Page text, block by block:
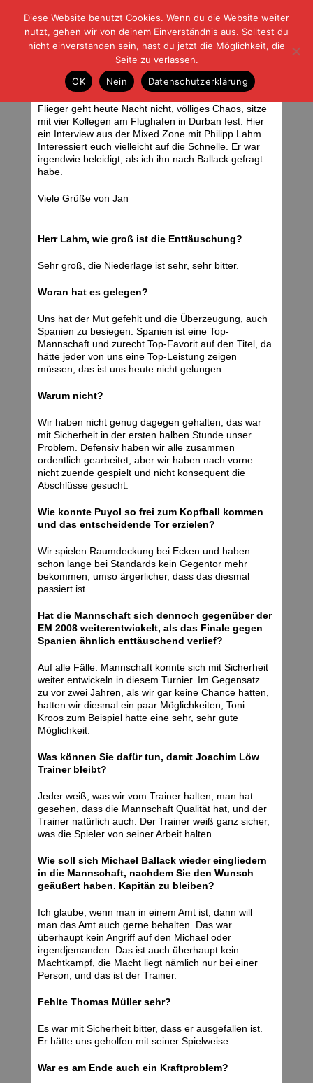
| | |BLOG-GFußball und der Rest
HOME|REGELN|IMPRESSUM |DATENSCHUTZ
Interview mit Philipp Lahm
Donnerstag, 08.07.10 | 06:24 Uhr
Flieger geht heute Nacht nicht, völliges Chaos, sitze
mit vier Kollegen am Flughafen in Durban fest. Hier
ein Interview aus der Mixed Zone mit Philipp Lahm.
Interessiert euch vielleicht auf die Schnelle. Er war
irgendwie beleidigt, als ich ihn nach Ballack gefragt
habe.
Viele Grüße von Jan
Herr Lahm, wie groß ist die Enttäuschung?
Sehr groß, die Niederlage ist sehr, sehr bitter.
Woran hat es gelegen?
Uns hat der Mut gefehlt und die Überzeugung, auch
Spanien zu besiegen. Spanien ist eine Top-
Mannschaft und zurecht Top-Favorit auf den Titel, da
hätte jeder von uns eine Top-Leistung zeigen
müssen, das ist uns heute nicht gelungen.
Warum nicht?
Wir haben nicht genug dagegen gehalten, das war
mit Sicherheit in der ersten halben Stunde unser
Problem. Defensiv haben wir alle zusammen
ordentlich gearbeitet, aber wir haben nach vorne
nicht zuende gespielt und nicht konsequent die
Abschlüsse gesucht.
Wie konnte Puyol so frei zum Kopfball kommen
und das entscheidende Tor erzielen?
Wir spielen Raumdeckung bei Ecken und haben
schon lange bei Standards kein Gegentor mehr
bekommen, umso ärgerlicher, dass das diesmal
passiert ist.
Hat die Mannschaft sich dennoch gegenüber der
EM 2008 weiterentwickelt, als das Finale gegen
Spanien ähnlich enttäuschend verlief?
Auf alle Fälle. Mannschaft konnte sich mit Sicherheit
weiter entwickeln in diesem Turnier. Im Gegensatz
zu vor zwei Jahren, als wir gar keine Chance hatten,
hatten wir diesmal ein paar Möglichkeiten, Toni
Kroos zum Beispiel hatte eine sehr, sehr gute
Möglichkeit.
Was können Sie dafür tun, damit Joachim Löw
Trainer bleibt?
Jeder weiß, was wir vom Trainer halten, man hat
gesehen, dass die Mannschaft Qualität hat, und der
Trainer natürlich auch. Der Trainer weiß ganz sicher,
was die Spieler von seiner Arbeit halten.
Wie soll sich Michael Ballack wieder eingliedern
in die Mannschaft, nachdem Sie den Wunsch
geäußert haben. Kapitän zu bleiben?
Ich glaube, wenn man in einem Amt ist, dann will
man das Amt auch gerne behalten. Das war
überhaupt kein Angriff auf den Michael oder
irgendjemanden. Das ist auch überhaupt kein
Machtkampf, die Macht liegt nämlich nur bei einer
Person, und das ist der Trainer.
Fehlte Thomas Müller sehr?
Es war mit Sicherheit bitter, dass er ausgefallen ist.
Er hätte uns geholfen mit seiner Spielweise.
War es am Ende auch ein Kraftproblem?
Diese Website benutzt Cookies. Wenn du die Website weiter
nutzt, gehen wir von deinem Einverständnis aus. Solltest du
nicht einverstanden sein, hast du jetzt die Möglichkeit, die
Seite zu verlassen.
OK
Nein Datenschutzerklärung